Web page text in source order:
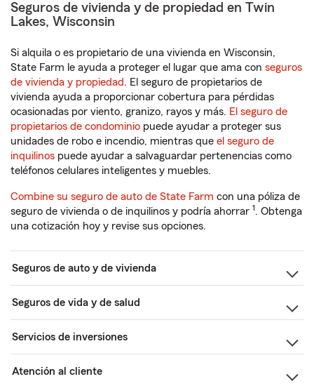
Seguros de vivienda y de propiedad en Twin
Lakes, Wisconsin
Si alquila o es propietario de una vivienda en Wisconsin,
State Farm le ayuda a proteger el lugar que ama con seguros
de vivienda y propiedad. El seguro de propietarios de
vivienda ayuda a proporcionar cobertura para pérdidas
ocasionadas por viento, granizo, rayos y más. El seguro de
propietarios de condominio puede ayudar a proteger sus
unidades de robo e incendio, mientras que el seguro de
inquilinos puede ayudar a salvaguardar pertenencias como
teléfonos celulares inteligentes y muebles.
Combine su seguro de auto de State Farm con una póliza de
seguro de vivienda o de inquilinos y podría ahorrar 1. Obtenga
una cotización hoy y revise sus opciones.
Seguros de auto y de vivienda
Seguros de vida y de salud
Servicios de inversiones
Atención al cliente